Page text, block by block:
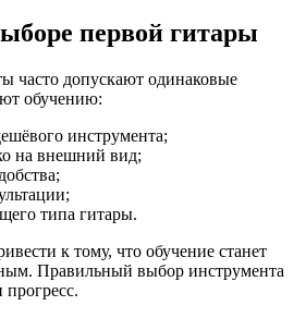
первой гитары
часто допускают одинаковые
обучению:
инструмента;
на внешний вид;
типа гитары.
к тому, что обучение станет
Правильный выбор инструмента